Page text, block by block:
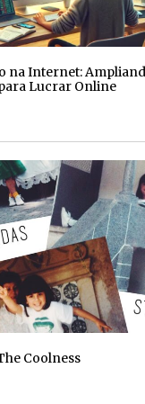
na Internet:
Lucrar Online
Coolness